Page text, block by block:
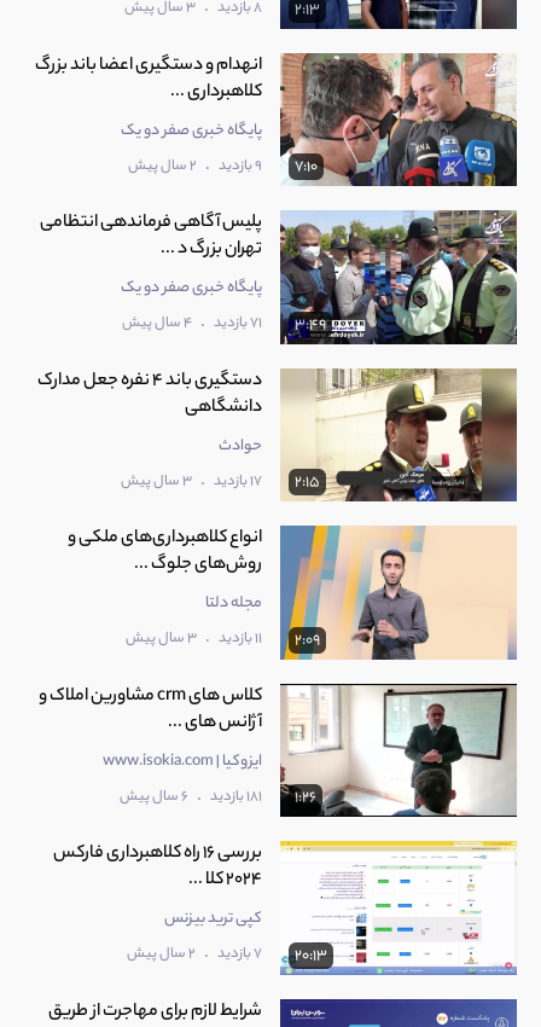
2:13 8 بازدید . 3 سال پیش
7:10
انهدام و دستگیری اعضا باند بزرگ
کلاهبرداری ...
پایگاه خبری صفر دو یک
9 بازدید . 2 سال پیش
3:49
پلیس آگاهی فرماندهی انتظامی
تهران بزرگ د ...
پایگاه خبری صفر دو یک
71 بازدید . 4 سال پیش
2:15
دستگیری باند 4 نفره جعل مدارک
دانشگاهی
حوادث
17 بازدید . 3 سال پیش
2:09
انواع کلاهبرداری‌های ملکی و
روش‌های جلوگ ...
مجله دلتا
11 بازدید . 3 سال پیش
1:26
کلاس های crm مشاورین املاک و
آژانس های ...
ایزوکیا | www.isokia.com
181 بازدید . 6 سال پیش
20:13
‫بررسی 16 راه کلاهبرداری فارکس
2024 کلا ...
کپی ترید بیزنس
7 بازدید . 2 سال پیش
شرایط لازم برای مهاجرت از طریق